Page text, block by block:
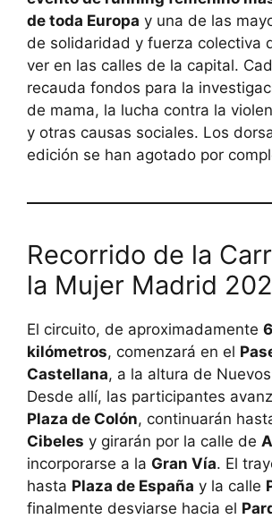
de toda Europa y una de las
de solidaridad y fuerza colectiva
ver en las calles de la capital.
recauda fondos para la
de mama, la lucha contra la
y otras causas sociales. Los
edición se han agotado por
Recorrido de la
la Mujer Madrid
El circuito, de aproximadamente
kilómetros, comenzará en el
Castellana, a la altura de
Desde allí, las participantes
Plaza de Colón, continuarán
Cibeles y girarán por la calle de
incorporarse a la Gran Vía. El
hasta Plaza de España y la calle
finalmente desviarse hacia el